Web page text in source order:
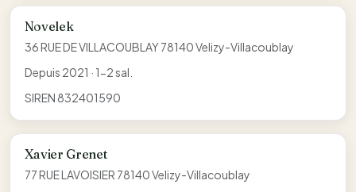
Novelek
36 RUE DE VILLACOUBLAY 78140 Velizy-Villacoublay
Depuis 2021 · 1-2 sal.
SIREN 832401590
Xavier Grenet
77 RUE LAVOISIER 78140 Velizy-Villacoublay